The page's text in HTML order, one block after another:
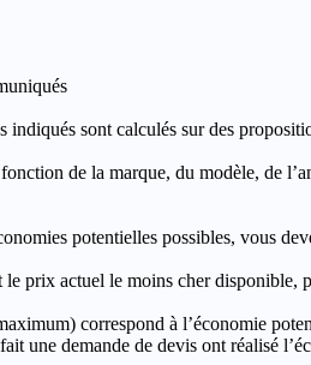
sont calculés sur des
de la marque, du modèle, de
potentielles possibles, vous
actuel le moins cher disponible,
correspond à l’économie
une demande de devis ont réalisé